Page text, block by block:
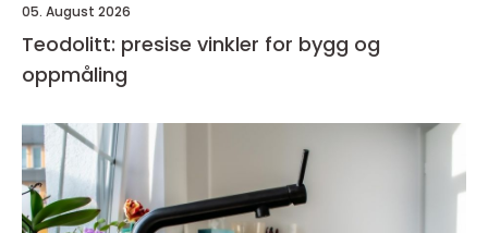
05. August 2026
Teodolitt: presise vinkler for bygg og
oppmåling